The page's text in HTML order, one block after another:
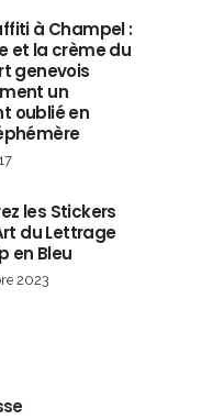
à Champel :
et la crème du
genevois
un
oublié en
les Stickers
du Lettrage
en Bleu
2023